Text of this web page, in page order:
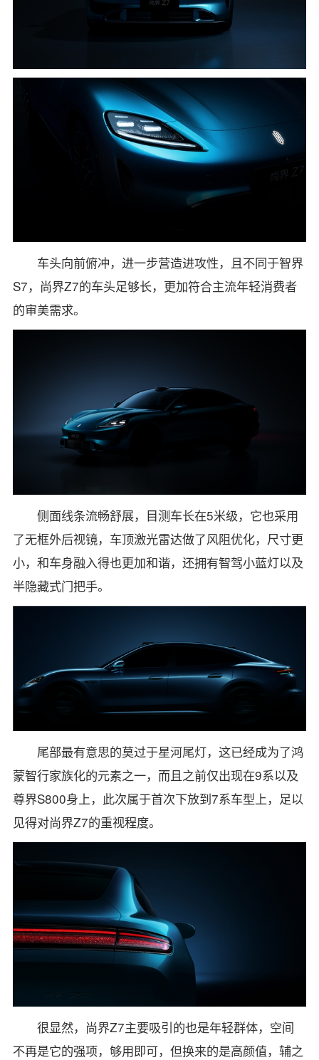
车头向前俯冲，进一步营造进攻性，且不同于智界
S7，尚界Z7的车头足够长，更加符合主流年轻消费者
的审美需求。
侧面线条流畅舒展，目测车长在5米级，它也采用
了无框外后视镜，车顶激光雷达做了风阻优化，尺寸更
小，和车身融入得也更加和谐，还拥有智驾小蓝灯以及
半隐藏式门把手。
尾部最有意思的莫过于星河尾灯，这已经成为了鸿
蒙智行家族化的元素之一，而且之前仅出现在9系以及
尊界S800身上，此次属于首次下放到7系车型上，足以
见得对尚界Z7的重视程度。
很显然，尚界Z7主要吸引的也是年轻群体，空间
不再是它的强项，够用即可，但换来的是高颜值，辅之